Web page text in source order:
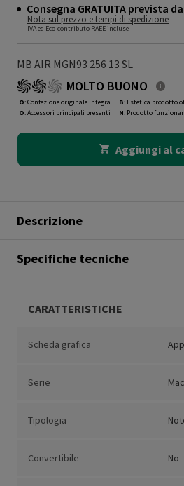
Consegna GRATUITA prevista
Nota sul prezzo e tempi di spedizione
IVA ed Eco-contributo RAEE incluse
MB AIR MGN93 256 13 SL
MOLTO BUONO
O: Confezione originale integra
O: Accessori principali presenti
B: Estetica prodotto
N: Prodotto
Aggiungi al
Descrizione
Specifiche tecniche
CARATTERISTICHE
Scheda grafica
Serie
Tipologia
Convertibile No